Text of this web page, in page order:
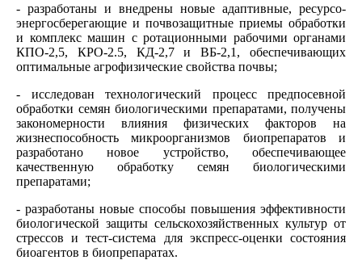
- разработаны и внедрены новые адаптивные, ресурсо­
энергосберегающие и почвозащитные приемы обработки
и комплекс машин с ротационными рабочими органами
КПО-2,5, КРО-2.5, КД-2,7 и ВБ-2,1, обеспечивающих
оптимальные агрофизические свойства почвы;
- исследован технологический процесс предпосевной
обработки семян биологическими препаратами, получены
закономерности влияния физических факторов на
жизнеспособность микроорганизмов биопрепаратов и
разработано новое устройство, обеспечивающее
качественную обработку семян биологическими
препаратами;
- разработаны новые способы повышения эффективности
биологической защиты сельскохозяйственных культур от
стрессов и тест-система для экспресс-оценки состояния
биоагентов в биопрепаратах.